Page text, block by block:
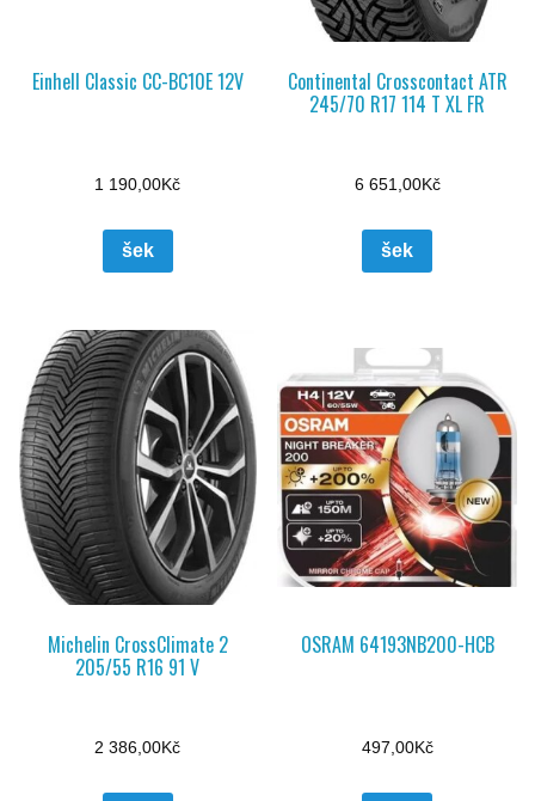
Einhell Classic CC-BC10E 12V
1 190,00Kč
šek
Continental Crosscontact ATR
245/70 R17 114 T XL FR
6 651,00Kč
šek
Michelin CrossClimate 2
205/55 R16 91 V
2 386,00Kč
OSRAM 64193NB200-HCB
497,00Kč